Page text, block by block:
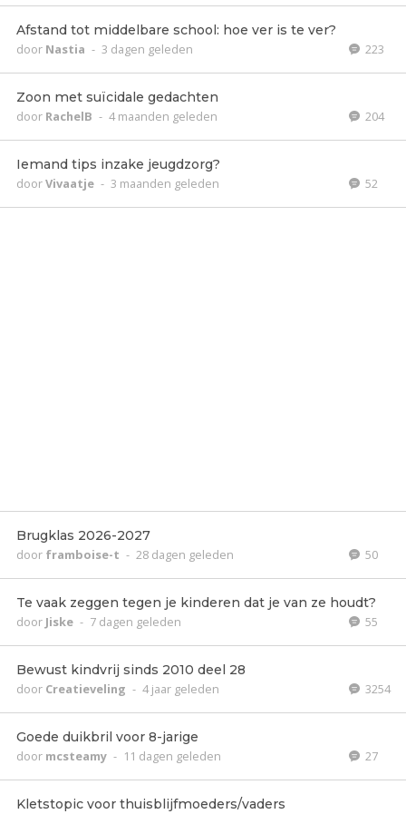
Afstand tot middelbare school: hoe ver is te ver?
door Nastia - 3 dagen geleden 223
Zoon met suïcidale gedachten
door RachelB - 4 maanden geleden 204
Iemand tips inzake jeugdzorg?
doorVivaatje - 3 maanden geleden 52
Brugklas 2026-2027
door framboise-t - 28 dagen geleden 50
Te vaak zeggen tegen je kinderen dat je van ze houdt?
door Jiske - 7 dagen geleden 55
Bewust kindvrij sinds 2010 deel 28
door Creatieveling - 4 jaar geleden 3254
Goede duikbril voor 8-jarige
door mcsteamy - 11 dagen geleden 27
Kletstopic voor thuisblijfmoeders/vaders